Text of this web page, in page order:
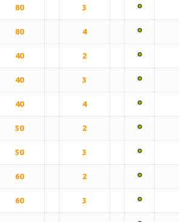
80 3
80 4
40 2
40 3
40 4
50 2
50 3
60 2
60 3